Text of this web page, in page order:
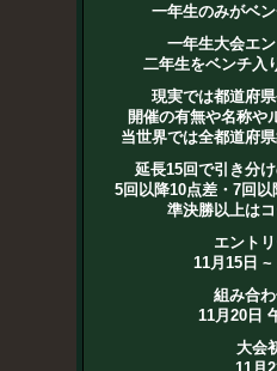
一年生のみがベン
一年生大会エン
二年生をベンチ入
現実では都道府県
開催の有無や名称や
当世界では全都道府
延長15回で引き分け
5回以降10点差・7回以
準決勝以上はコ
エント
11月15日 ~
組み合
11月20日
大会